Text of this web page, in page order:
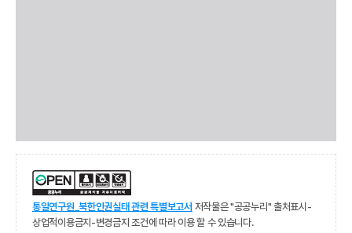
통일연구원_북한인권실태 관련 특별보고서 저작물은 "공공누리" 출처표시-
상업적이용금지-변경금지 조건에 따라 이용 할 수 있습니다.